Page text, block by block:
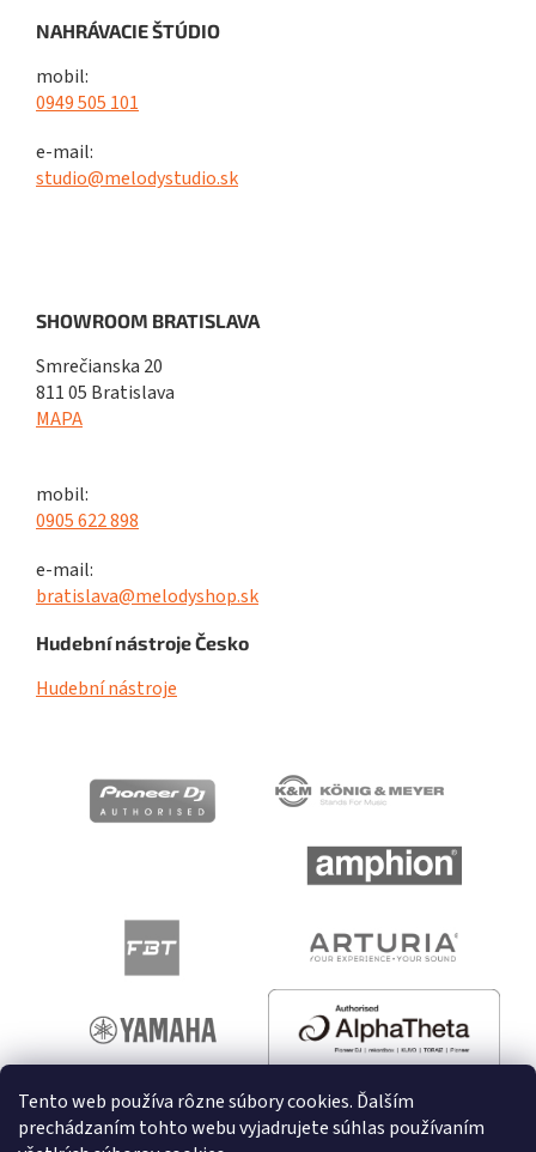
Tento web používa rôzne súbory cookies. Ďalším
prechádzaním tohto webu vyjadrujete súhlas používaním
NAHRÁVACIE ŠTÚDIO
mobil:
0949 505 101
e-mail:
studio@melodystudio.sk
SHOWROOM BRATISLAVA
Smrečianska 20
811 05 Bratislava
MAPA
mobil:
0905 622 898
e-mail:
bratislava@melodyshop.sk
Hudební nástroje Česko
Hudební nástroje